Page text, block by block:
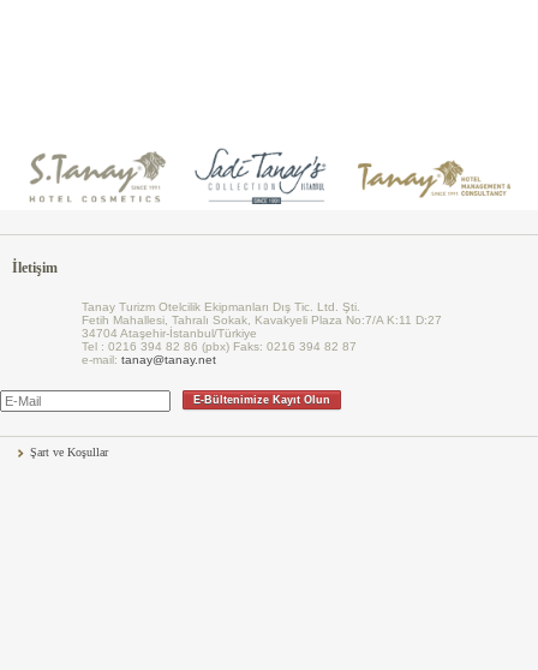
İletişim
Tanay Turizm Otelcilik Ekipmanları Dış Tic. Ltd. Şti.
Fetih Mahallesi, Tahralı Sokak, Kavakyeli Plaza No:7/A K:11 D:27
34704 Ataşehir-İstanbul/Türkiye
Tel : 0216 394 82 86 (pbx) Faks: 0216 394 82 87
e-mail: tanay@tanay.net
E-Bültenimize Kayıt Olun
Şart ve Koşullar